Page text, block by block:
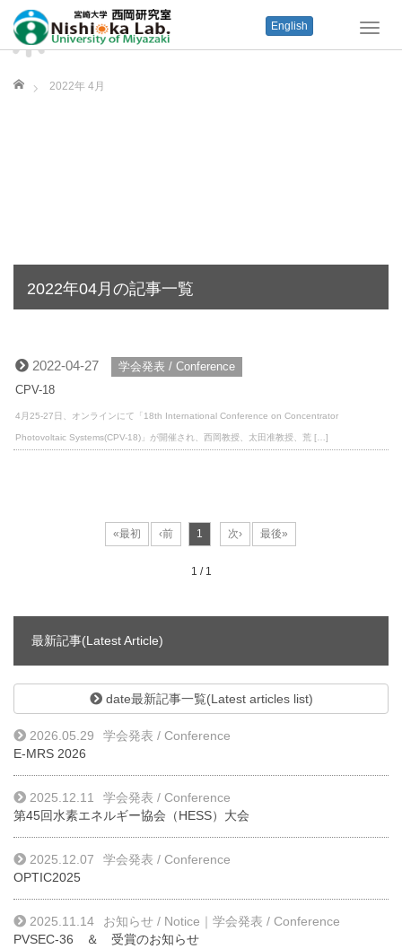
T
o
i
English
ホーム 2022年 4月
2022年04月の記事一覧
2022-04-27 学会発表 / Conference
CPV-18
4月25-27日、オンラインにて「18th International Conference on Concentrator
Photovoltaic Systems(CPV-18)」が開催され、西岡教授、太田准教授、荒 […]
1 / 1
最新記事(Latest Article)
date最新記事一覧(Latest articles list)
2026.05.29
学会発表 / Conference
E-MRS 2026
2025.12.11
学会発表 / Conference
第45回水素エネルギー協会（HESS）大会
2025.12.07
学会発表 / Conference
OPTIC2025
2025.11.14 お知らせ / Notice
学会発表 / Conference
PVSEC-36 ＆ 受賞のお知らせ